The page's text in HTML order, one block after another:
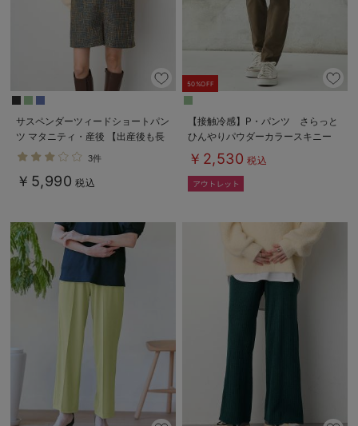
サスペンダーツィードショートパン
ツ マタニティ・産後 【出産後も長
く使える】
3件
￥5,990 税込
50%OFF
【接触冷感】P・パンツ さらっと
ひんやりパウダーカラースキニー
￥2,530 税込